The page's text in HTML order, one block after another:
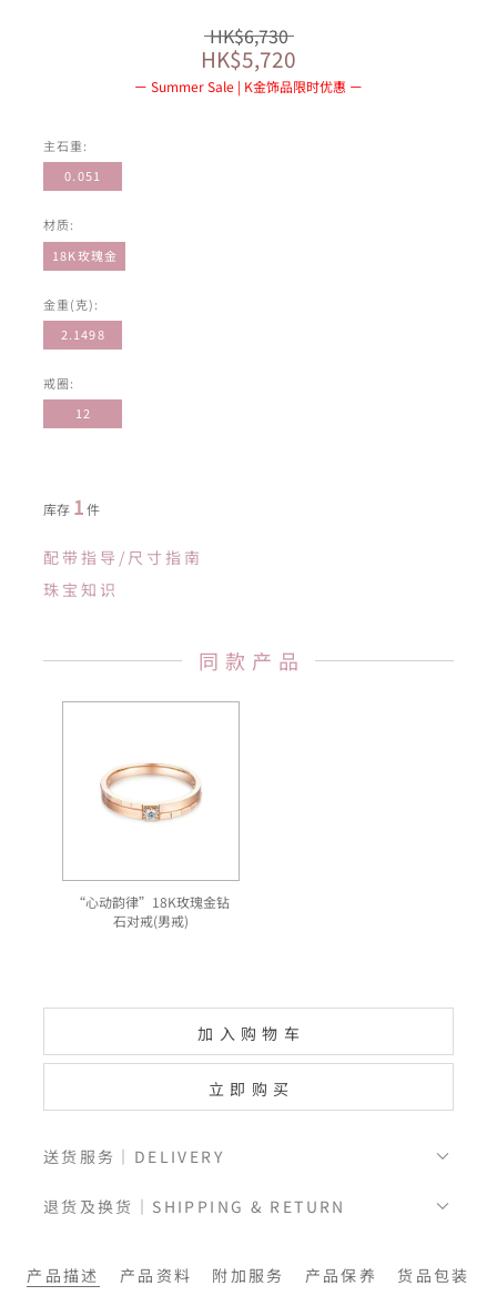
HK$6,730
HK$5,720
Summer Sale | K金饰品限时优惠
主石重:
0.051
材质:
18K玫瑰金
金重(克):
2.1498
戒圈:
12
库存 1件
配带指导/尺寸指南
珠宝知识
同款产品
“心动韵律”18K玫瑰金钻
石对戒(男戒)
加入购物车
立即购买
送货服务｜DELIVERY
退货及换货｜SHIPPING & RETURN
产品描述 产品资料 附加服务 产品保养 货品包装